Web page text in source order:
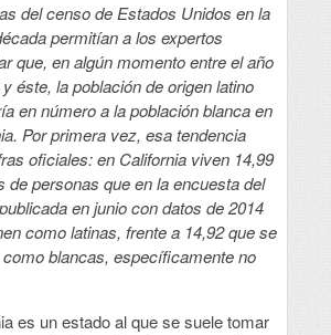
del censo de Estados Unidos en la
permitían a los expertos
que, en algún momento entre el año
éste, la población de origen latino
en número a la población blanca en
Por primera vez, esa tendencia
oficiales: en California viven 14,99
de personas que en la encuesta del
en junio con datos de 2014
como latinas, frente a 14,92 que se
blancas, específicamente no
es un estado al que se suele tomar